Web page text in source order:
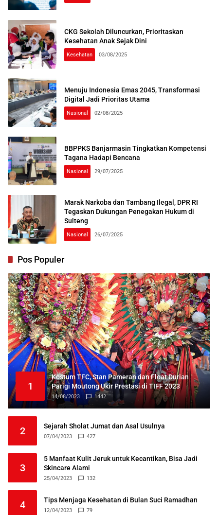
CKG Sekolah Diluncurkan, Prioritaskan
Kesehatan Anak Sejak Dini
Kesehatan 03/08/2025
Menuju Indonesia Emas 2045, Transformasi
Digital Jadi Prioritas Utama
Nasional 02/08/2025
BBPPKS Banjarmasin Tingkatkan Kompetensi
Tagana Hadapi Bencana
Nasional 29/07/2025
Marak Narkoba dan Tambang Ilegal, DPR RI
Tegaskan Dukungan Penegakan Hukum di
Sulteng
Nasional 26/07/2025
Pos Populer
1
Kostum TFC, Stan Pameran dan Float Durian
Parigi Moutong Ukir Prestasi di TIFF 2023
14/08/2023 1442
2 Sejarah Sholat Jumat dan Asal Usulnya
07/04/2023 427
3
5 Manfaat Kulit Jeruk untuk Kecantikan, Bisa Jadi
Skincare Alami
25/04/2023 132
4 Tips Menjaga Kesehatan di Bulan Suci Ramadhan
12/04/2023 79